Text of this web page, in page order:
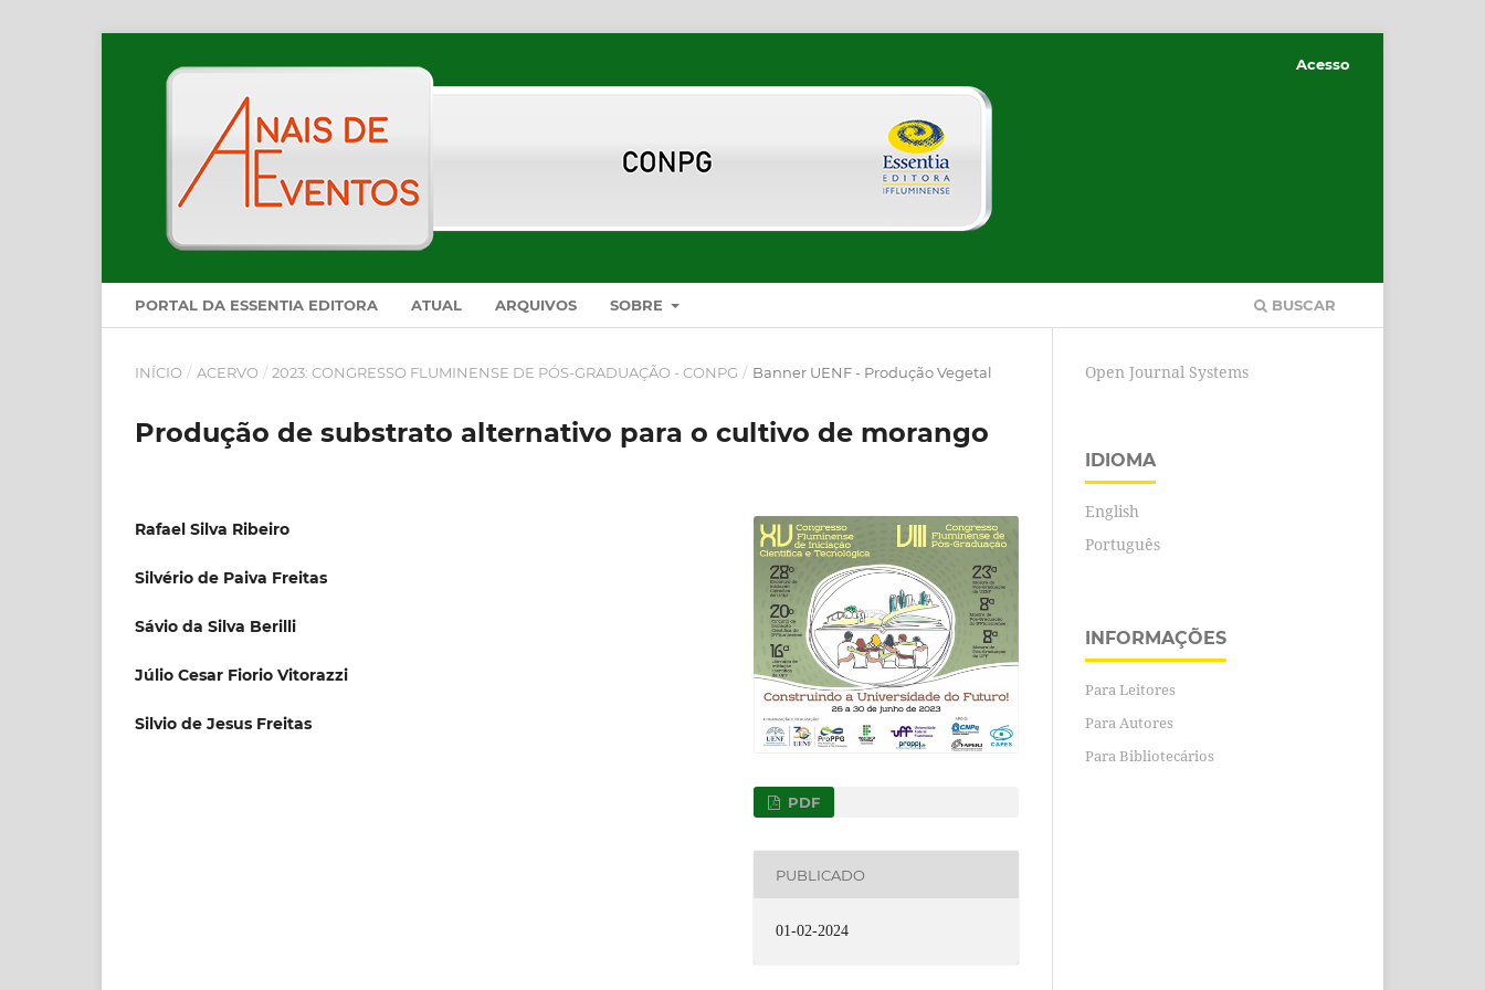
PORTAL DA ESSENTIA EDITORA ATUAL ARQUIVOS SOBRE BUSCAR
Acesso
INÍCIO / ACERVO / 2023: CONGRESSO FLUMINENSE DE PÓS-GRADUAÇÃO - CONPG / Banner UENF - Produção Vegetal
Produção de substrato alternativo para o cultivo de morango
Rafael Silva Ribeiro
Silvério de Paiva Freitas
Sávio da Silva Berilli
Júlio Cesar Fiorio Vitorazzi
Silvio de Jesus Freitas
PDF
PUBLICADO
01-02-2024
Open Journal Systems
IDIOMA
English
Português
INFORMAÇÕES
Para Leitores
Para Autores
Para Bibliotecários